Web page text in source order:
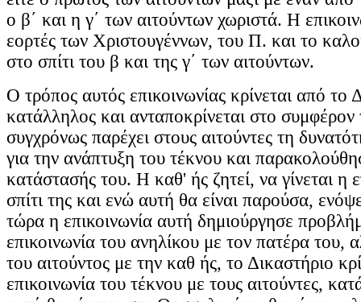
ο β΄ και η γ΄ των αιτούντων χωριστά. Η
εορτές των Χριστουγέννων, του Π. και το
στο σπίτι του β και της γ΄ των αιτούντων.
Ο τρόπος αυτός επικοινωνίας κρίνεται από το
κατάλληλος και ανταποκρίνεται στο
συγχρόνως παρέχει στους αιτούντες τη
για την ανάπτυξη του τέκνου και
κατάστασής του. Η καθ' ής ζητεί, να γίνεται η
σπίτι της και ενώ αυτή θα είναι παρούσα,
τώρα η επικοινωνία αυτή δημιούργησε
επικοινωνία του ανηλίκου με τον πατέρα του,
του αιτούντος με την καθ ής, το Δικαστήριο
επικοινωνία του τέκνου με τους αιτούντες,